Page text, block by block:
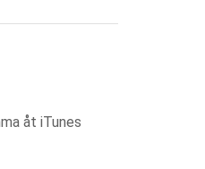
åt iTunes